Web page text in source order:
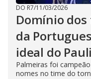
DO R7/11/03/2026
Domínio
da
ideal do
Palmeiras foi
nomes no time do